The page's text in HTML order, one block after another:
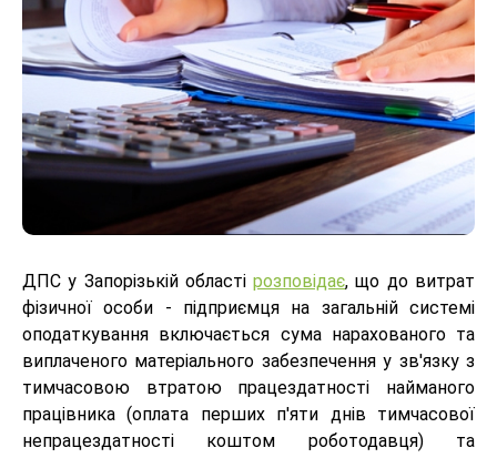
ДПС у Запорізькій областірозповідає, що до витрат
фізичної особи - підприємця на загальній системі
оподаткування включається сума нарахованого та
виплаченого матеріального забезпечення у зв'язку з
тимчасовою втратою працездатності найманого
працівника (оплата перших п'яти днів тимчасової
непрацездатності коштом роботодавця) та